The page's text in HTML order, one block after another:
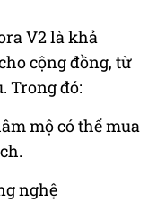
V2 là khả
cộng đồng, từ
Trong đó:
mộ có thể mua
nghệ